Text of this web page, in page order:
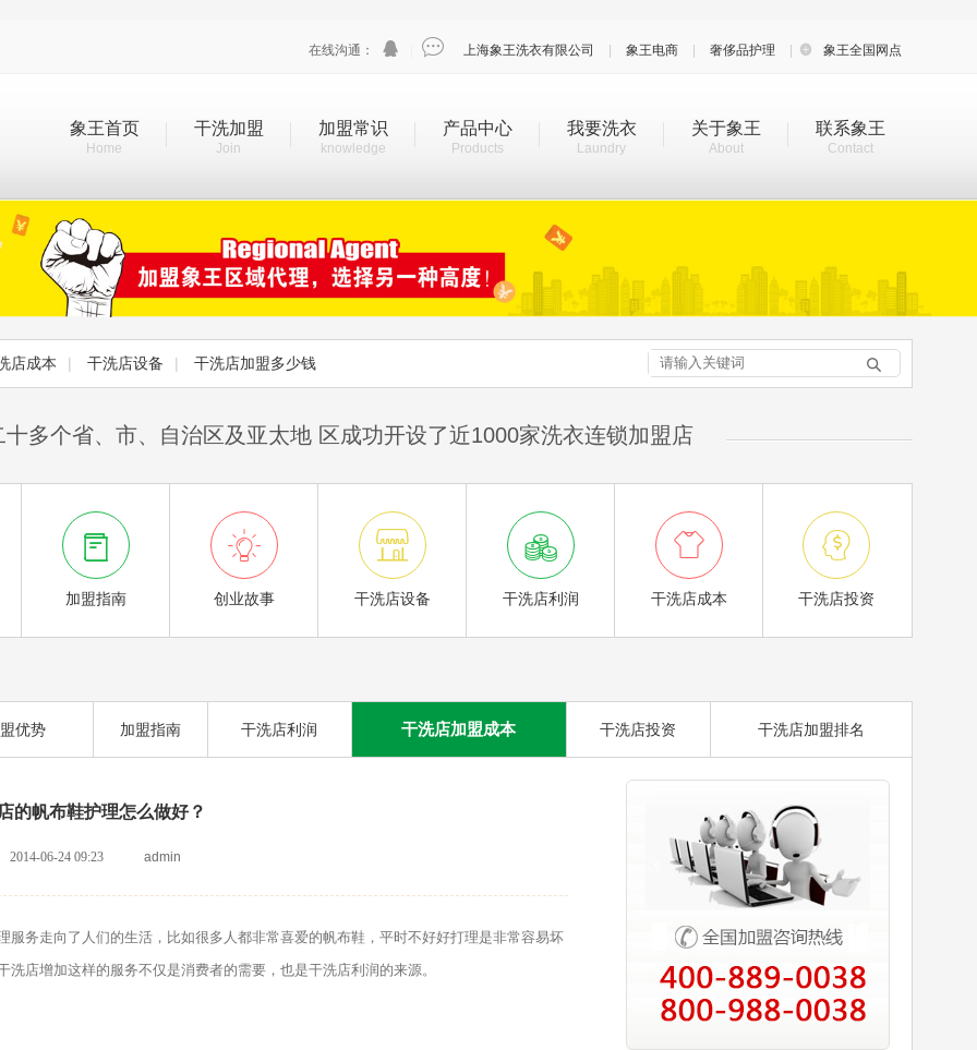
在线沟通：   上海象王洗衣有限公司 象王电商 奢侈品护理  象王全国网点
象王首页
Home
干洗加盟
Join
加盟常识
knowledge
产品中心
Products
我要洗衣
Laundry
关于象王
About
联系象王
Contact
店成本 | 干洗店设备 | 干洗店加盟多少钱 
多个省、市、自治区及亚太地 区成功开设了近1000家洗衣连锁加盟店

加盟指南

创业故事

干洗店设备

干洗店利润

干洗店成本

干洗店投资
优势 加盟指南 干洗店利润 干洗店加盟成本 干洗店投资 干洗店加盟排名
的帆布鞋护理怎么做好？
2014-06-24 09:23 admin
服务走向了人们的生活，比如很多人都非常喜爱的帆布鞋，平时不好好打理是非常容易坏
洗店增加这样的服务不仅是消费者的需要，也是干洗店利润的来源。